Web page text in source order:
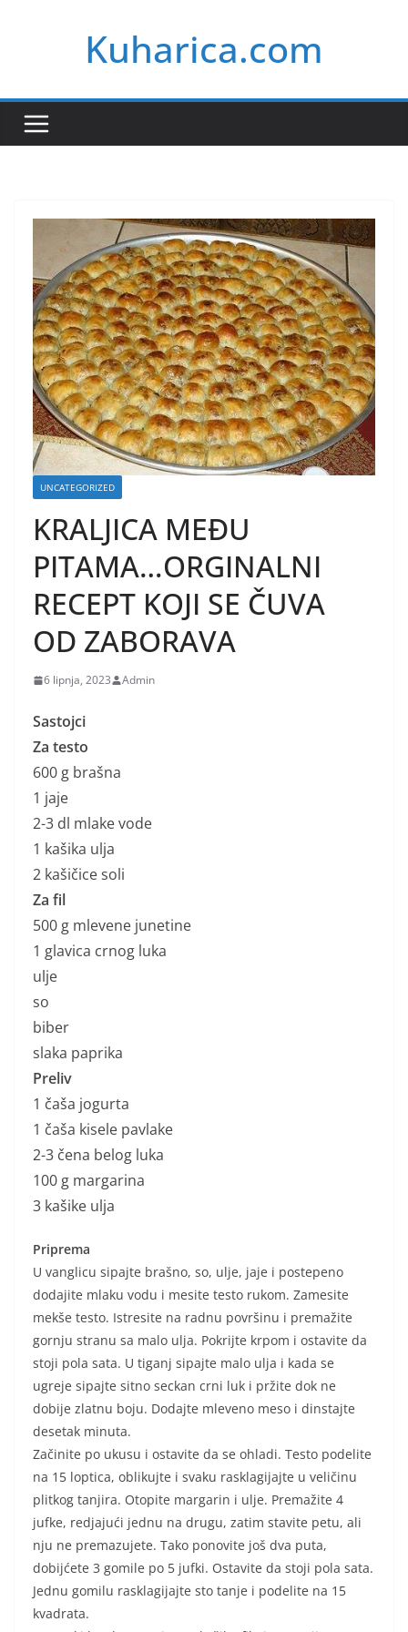
Kuharica.com
UNCATEGORIZED
KRALJICA MEĐU
PITAMA…ORGINALNI
RECEPT KOJI SE ČUVA
OD ZABORAVA
6 lipnja, 2023 Admin
Sastojci
Za testo
600 g brašna
1 jaje
2-3 dl mlake vode
1 kašika ulja
2 kašičice soli
Za fil
500 g mlevene junetine
1 glavica crnog luka
ulje
so
biber
slaka paprika
Preliv
1 čaša jogurta
1 čaša kisele pavlake
2-3 čena belog luka
100 g margarina
3 kašike ulja
Priprema
U vanglicu sipajte brašno, so, ulje, jaje i postepeno
dodajite mlaku vodu i mesite testo rukom. Zamesite
mekše testo. Istresite na radnu površinu i premažite
gornju stranu sa malo ulja. Pokrijte krpom i ostavite da
stoji pola sata. U tiganj sipajte malo ulja i kada se
ugreje sipajte sitno seckan crni luk i pržite dok ne
dobije zlatnu boju. Dodajte mleveno meso i dinstajte
desetak minuta.
Začinite po ukusu i ostavite da se ohladi. Testo podelite
na 15 loptica, oblikujte i svaku rasklagijajte u veličinu
plitkog tanjira. Otopite margarin i ulje. Premažite 4
jufke, redjajući jednu na drugu, zatim stavite petu, ali
nju ne premazujete. Tako ponovite još dva puta,
dobijćete 3 gomile po 5 jufki. Ostavite da stoji pola sata.
Jednu gomilu rasklagijajte sto tanje i podelite na 15
kvadrata.